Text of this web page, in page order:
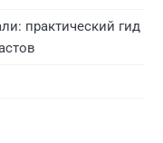
практический гид